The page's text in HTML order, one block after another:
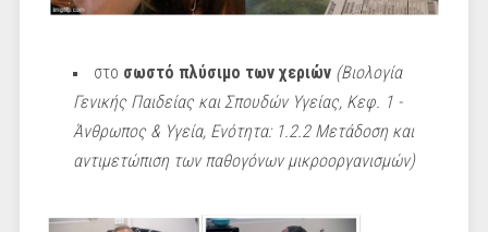
στο σωστό πλύσιμο των χεριών (Βιολογία
Γενικής Παιδείας και Σπουδών Υγείας, Κεφ. 1 -
Άνθρωπος & Υγεία, Ενότητα: 1.2.2 Μετάδοση και
αντιμετώπιση των παθογόνων μικροοργανισμών)